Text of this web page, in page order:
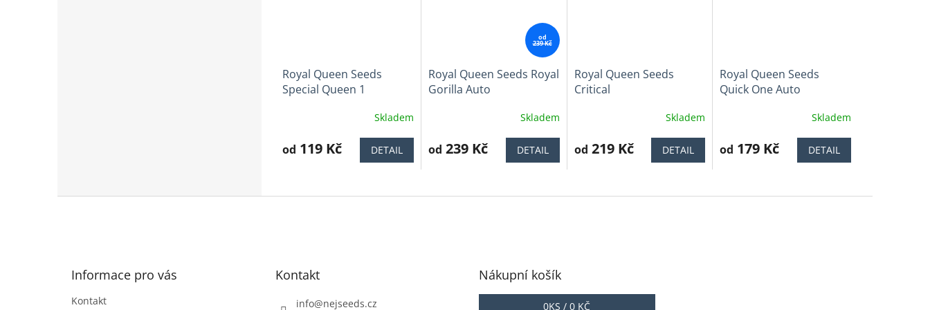
Royal Queen Seeds
Special Queen 1
produktu
5
Skladem
od 119 Kč DETAIL
od
239 Kč
Royal Queen Seeds Royal
Gorilla Auto
produktu
5
Skladem
od 239 Kč DETAIL
Royal Queen Seeds
Critical
produktu
5
Skladem
od 219 Kč DETAIL
Royal Queen Seeds
Quick One Auto
produktu
5
Skladem
od 179 Kč DETAIL
Informace pro vás
Kontakt
Kontakt
info@nejseeds.cz
Nákupní košík
0KS /0 KČ